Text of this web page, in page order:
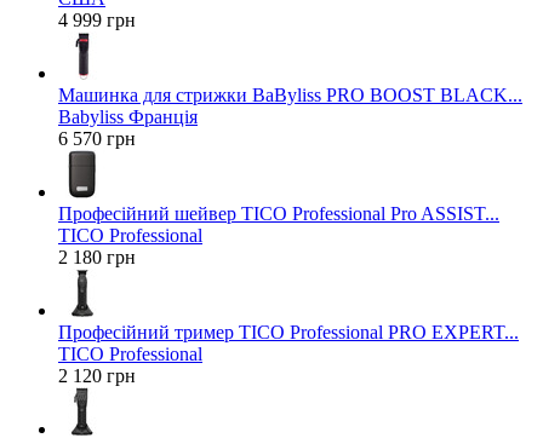
4 999 грн
Машинка для стрижки BaByliss PRO BOOST BLACK...
Babyliss Франція
6 570 грн
Професійний шейвер TICO Professional Pro ASSIST...
TICO Professional
2 180 грн
Професійний тример TICO Professional PRO EXPERT...
TICO Professional
2 120 грн